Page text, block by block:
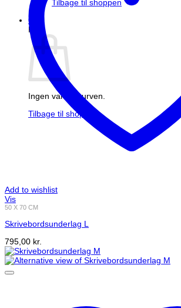
Tilbage til shoppen
0
Kurv
Ingen varer i kurven.
Tilbage til shoppen
Add to wishlist
Vis
50 X 70 CM
Skrivebordsunderlag L
795,00 kr.